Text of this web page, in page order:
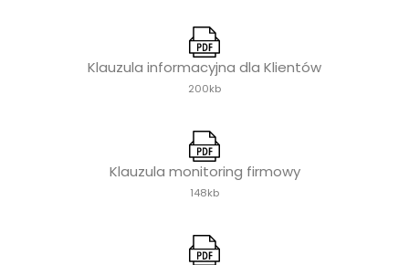
Klauzula informacyjna dla Klientów
200kb
Klauzula monitoring firmowy
148kb